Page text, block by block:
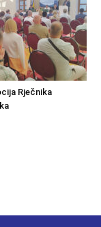
Rječnika